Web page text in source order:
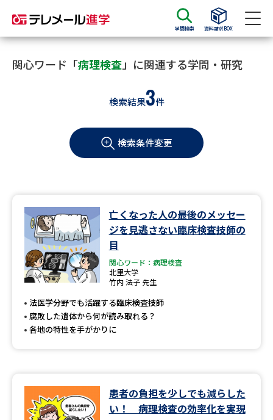
学問検索 資料請求BOX
資料請求 資料検索
大学・短大の資料種類から請求
学部・学科パンフ
過去問題集
大学・短大以外の資料から請求
専門学校の資料請求
留学・進学関連、塾・予備校
大学入学共通テスト「受験案
内」の請求
大学入学共通テスト「受験上の
高等学校（情報）教員資格認定
関心ワード「病理検査」に関連する学問・研究
検索結果3件
検索条件変更
亡くなった人の最後のメッセー
ジを見逃さない臨床検査技師の
目
関心ワード：病理検査
北里大学
竹内 法子 先生
法医学分野でも活躍する臨床検査技師
腐敗した遺体から何が読み取れる？
各地の特性を手がかりに
患者の負担を少しでも減らした
い！ 病理検査の効率化を実現